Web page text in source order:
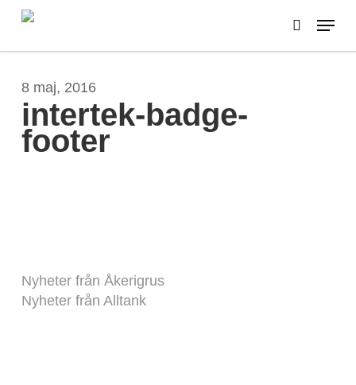
Skip
main
search
Menu
8 maj, 2016
intertek-badge-
footer
Nyheter från Åkerigrus
Nyheter från Alltank